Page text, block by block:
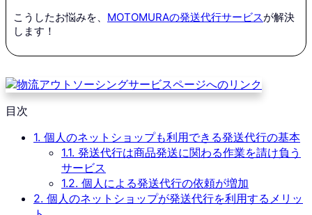
こうしたお悩みを、 MOTOMURAの発送代行サービスが解決
します！
目次
1. 個人のネットショップも利用できる発送代行の基本
1.1. 発送代行は商品発送に関わる作業を請け負う
サービス
1.2. 個人による発送代行の依頼が増加
2. 個人のネットショップが発送代行を利用するメリッ